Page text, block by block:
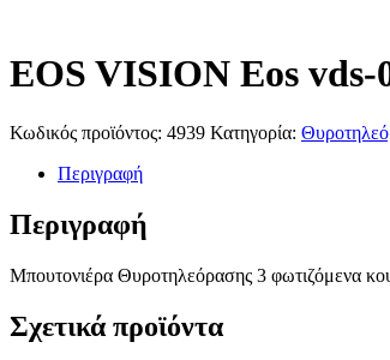
EOS VISION Eos vds-
Κωδικός προϊόντος: 4939 Κατηγορία:
Περιγραφή
Περιγραφή
Μπουτονιέρα Θυροτηλεόρασης 3 φωτιζόμενα
Σχετικά προϊόντα